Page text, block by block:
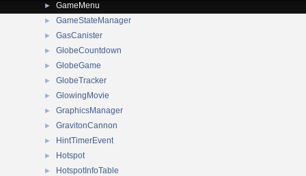
► GameMenu
► GameStateManager
► GasCanister
► GlobeCountdown
► GlobeGame
► GlobeTracker
► GlowingMovie
► GraphicsManager
► GravitonCannon
► HintTimerEvent
► Hotspot
► HotspotInfoTable